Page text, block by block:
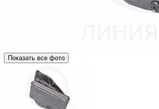
Показать все фото